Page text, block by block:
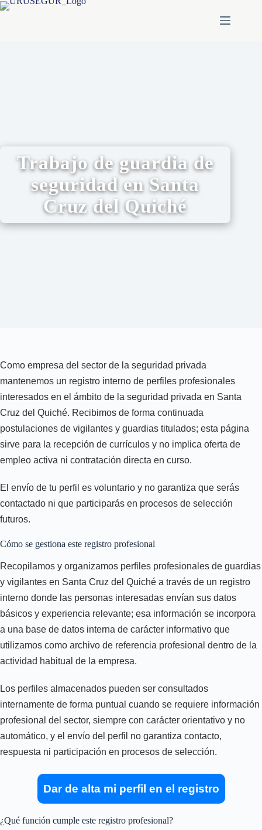
Trabajo de guardia de
seguridad en Santa
Cruz del Quiché
Como empresa del sector de la seguridad privada
mantenemos un registro interno de perfiles profesionales
interesados en el ámbito de la seguridad privada en Santa
Cruz del Quiché. Recibimos de forma continuada
postulaciones de vigilantes y guardias titulados; esta página
sirve para la recepción de currículos y no implica oferta de
empleo activa ni contratación directa en curso.
El envío de tu perfil es voluntario y no garantiza que serás
contactado ni que participarás en procesos de selección
futuros.
Cómo se gestiona este registro profesional
Recopilamos y organizamos perfiles profesionales de guardias
y vigilantes en Santa Cruz del Quiché a través de un registro
interno donde las personas interesadas envían sus datos
básicos y experiencia relevante; esa información se incorpora
a una base de datos interna de carácter informativo que
utilizamos como archivo de referencia profesional dentro de la
actividad habitual de la empresa.
Los perfiles almacenados pueden ser consultados
internamente de forma puntual cuando se requiere información
profesional del sector, siempre con carácter orientativo y no
automático, y el envío del perfil no garantiza contacto,
respuesta ni participación en procesos de selección.
Dar de alta mi perfil en el registro
¿Qué función cumple este registro profesional?